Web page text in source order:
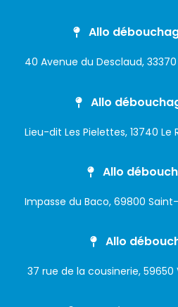
Allo
40 Avenue du Desclaud,
Allo
Lieu-dit Les Pielettes, 13740 Le
Allo
Impasse du Baco, 69800
Allo
37 rue de la cousinerie, 59650